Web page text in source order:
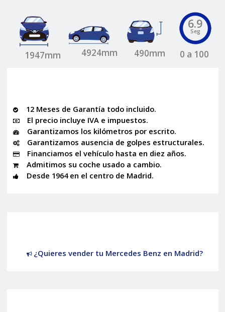
1947mm 4924mm 490mm
6.9
Seg
0 a 100
12 Meses de Garantía todo incluido.
El precio incluye IVA e impuestos.
Garantizamos los kilómetros por escrito.
Garantizamos ausencia de golpes estructurales.
Financiamos el vehículo hasta en diez años.
Admitimos su coche usado a cambio.
Desde 1964 en el centro de Madrid.
¿Quieres vender tu Mercedes Benz en Madrid?